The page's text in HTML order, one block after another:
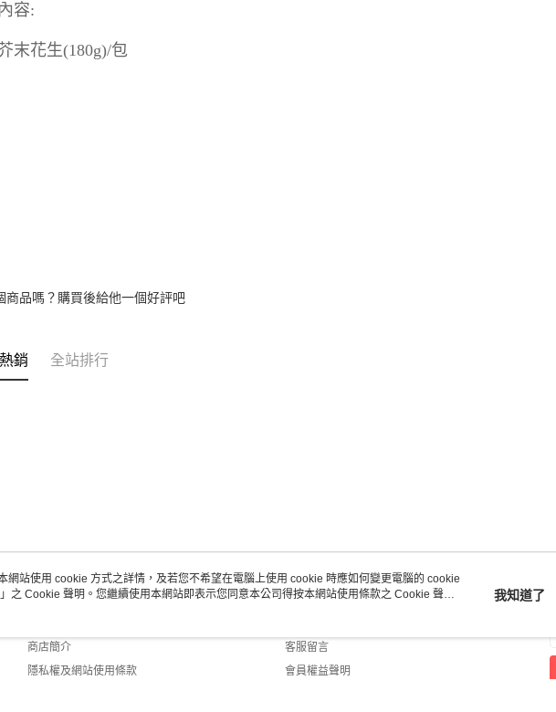
容:
末花生(180g)/包
商品嗎？購買後給他一個好評吧
銷 全站排行
關於我們
商店簡介
隱私權及網站使用條款
客服資訊
客服留言
會員權益聲明
網站使用 cookie 方式之詳情，及若您不希望在電腦上使用 cookie 時應如何變更電腦的 cookie
」之 Cookie 聲明。您繼續使用本網站即表示您同意本公司得按本網站使用條款之 Cookie 聲明
我知道了